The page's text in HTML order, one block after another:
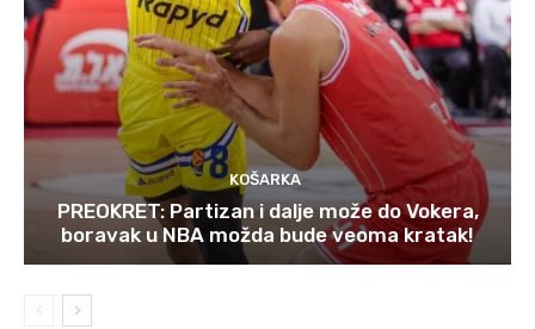
KOŠARKA
PREOKRET: Partizan i dalje može do Vokera,
boravak u NBA možda bude veoma kratak!